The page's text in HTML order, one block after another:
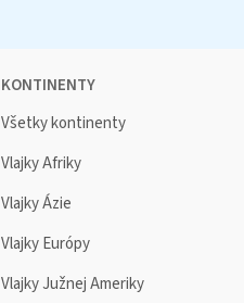
KONTINENTY
Všetky kontinenty
Vlajky Afriky
Vlajky Ázie
Vlajky Európy
Vlajky Južnej Ameriky